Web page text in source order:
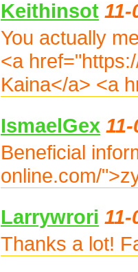
Keithinsot 11-
You actually
<a
Kaina</a> <a
IsmaelGex
Beneficial
online.com/
Larrywrori 11-
Thanks a lot!